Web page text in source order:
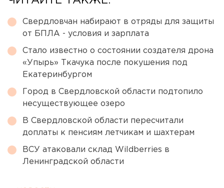
Свердловчан набирают в отряды для защиты
от БПЛА - условия и зарплата
Стало известно о состоянии создателя дрона
«Упырь» Ткачука после покушения под
Екатеринбургом
Город в Свердловской области подтопило
несуществующее озеро
В Свердловской области пересчитали
доплаты к пенсиям летчикам и шахтерам
ВСУ атаковали склад Wildberries в
Ленинградской области